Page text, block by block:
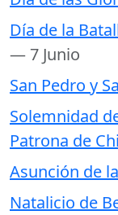
Día de la
— 7 Junio
San Pedro y
Solemnidad
Patrona de
Asunción de
Natalicio de